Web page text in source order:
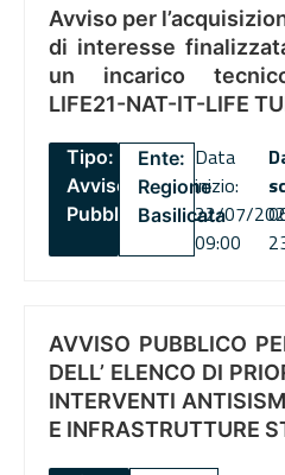
Avviso per
di interesse
un incarico
LIFE21-NAT-IT-LIFE
Tipo:
Avviso
Pubblico
Ente:
Regione
Basilicata
Data
inizio:
22/07/
09:00
AVVISO PUBBLICO
DELL’ ELENCO DI
INTERVENTI
E INFRASTRUTTURE